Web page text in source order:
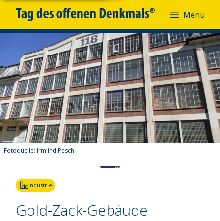
Menü
Fotoquelle: Irmlind Pesch
Industrie
Gold-Zack-Gebäude